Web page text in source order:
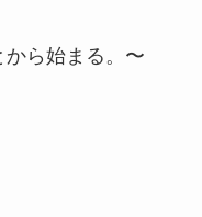
ら始まる。〜